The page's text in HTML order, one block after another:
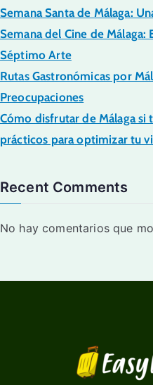
Semana Santa de Málaga:
Semana del Cine de Málaga:
Séptimo Arte
Rutas Gastronómicas por
Preocupaciones
Cómo disfrutar de Málaga
prácticos para optimizar tu
Recent Comments
No hay comentarios que